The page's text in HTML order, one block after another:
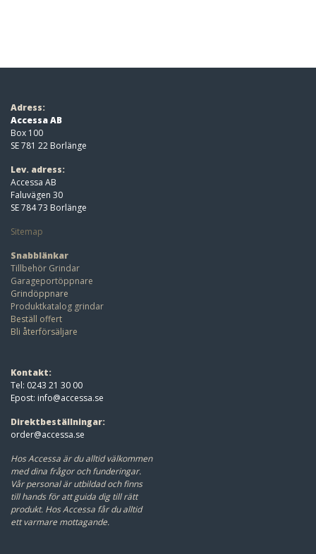
Adress:
Accessa AB
Box 100
SE 781 22 Borlänge
Lev. adress:
Accessa AB
Faluvägen 30
SE 784 73 Borlänge
Sitemap
Snabblänkar
Tillbehör Grindar
Garageportöppnare
Grindöppnare
Produktkatalog grindar
Beställ offert
Bli återförsäljare
Kontakt:
Tel: 0243 21 30 00
Epost: info@accessa.se
Direktbeställningar:
order@accessa.se
Hos Accessa är du alltid välkommen
med dina frågor och funderingar.
Vår personal är utbildad och finns
till hands för att guida dig till rätt
produkt. Hos Accessa får du alltid
ett varmare mottagande.